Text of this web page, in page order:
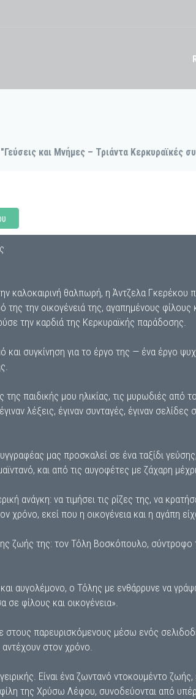
και Μνήμες – Τριάντα Κερκυραϊκές
καλοκαιρινή θαλπωρή, η Άντζελα Γκερέκου
την οικογένειά της, αγαπημένους
την καρδιά της Κερκυραϊκής παράδοσης.
συγκίνηση για το έργο της — ένα έργο
παιδικής μου ηλικίας, τις μυρωδιές
λέξεις, έγιναν συνταγές, έγιναν
μας προσκαλεί σε ένα ταξίδι
και από τις αυγοφέτες με ζάχαρη
ανάγκη: να τιμήσει τις ρίζες της, να
εκεί που η οικογένεια και η αγάπη
ζωής της: τον Τόλη Βοσκόπουλο,
αυγολέμονο, ο Τόλης με ενθάρρυνε να
σε φίλους και οικογένεια».
παρευρισκόμενους μέσω ενός
αντέχουν στον χρόνο.
Είναι ένα ζωντανό ντοκουμέντο
της Χρύσω Λέφου, συνοδεύονται από